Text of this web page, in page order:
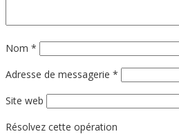
Nom *
Adresse de messagerie *
Site web
Résolvez cette opération